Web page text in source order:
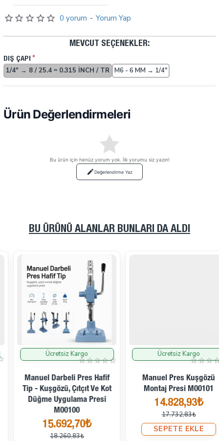
0 yorum - Yorum Yap
MEVCUT SEÇENEKLER:
DIŞ ÇAPI
1/4" → 8 / 25.4 ≈ 0.315 INCH / TR M6 - 6 MM → 1/4"
Ürün Değerlendirmeleri
Bu ürün için henüz yorum yok. İlk yorumu siz yazın!
Değerlendirme Yaz
BU ÜRÜNÜ ALANLAR BUNLARI DA ALDI
İndirimde
Ücretsiz Kargo
Manuel Darbeli Pres Hafif
Tip - Kuşgözü, Çıtçıt Ve Kot
Düğme Uygulama Presi
M00100
15.692,70₺
18.260,83₺
İndirimde
Ücretsiz Kargo
Manuel Pres Kuşgözü
Montaj Presi M00101
14.828,93₺
17.732,83₺
SEPETE EKLE